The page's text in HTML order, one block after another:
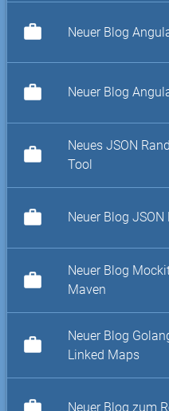
work Neuer Blog
work Neuer Blog
work
Neues JSON
Tool
work Neuer Blog JSON
work
Neuer Blog
Maven
work
Neuer Blog
Linked Maps
Neuer Blog zum